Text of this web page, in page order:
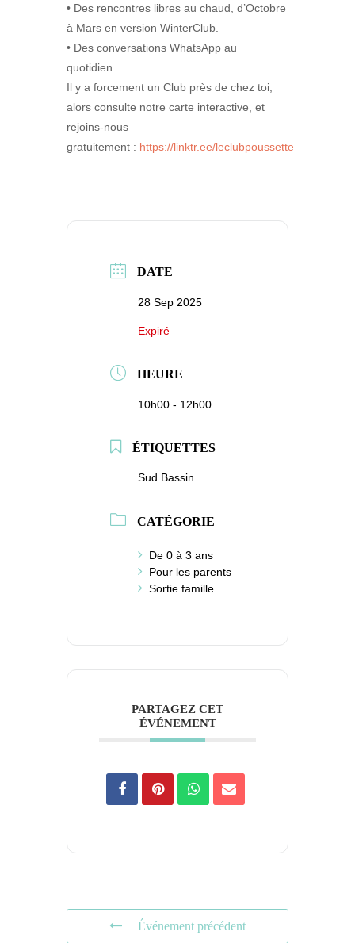
• ⁠Des rencontres libres au chaud, d’Octobre
à Mars en version WinterClub.
• ⁠Des conversations WhatsApp au
quotidien.
Il y a forcement un Club près de chez toi,
alors consulte notre carte interactive, et
rejoins-nous
gratuitement : https://linktr.ee/leclubpoussette
DATE
28 Sep 2025
Expiré
HEURE
10h00 - 12h00
ÉTIQUETTES
Sud Bassin
CATÉGORIE
De 0 à 3 ans
Pour les parents
Sortie famille
PARTAGEZ CET
ÉVÉNEMENT
Événement précédent